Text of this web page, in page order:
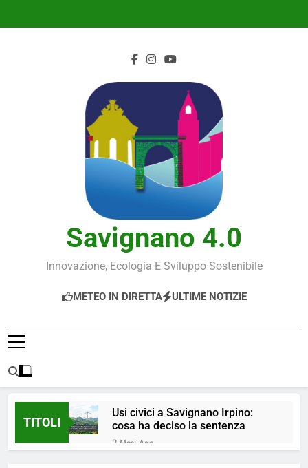
Savignano 4.0
Innovazione, Ecologia E Sviluppo Sostenibile
METEO IN DIRETTA ULTIME NOTIZIE
TITOLI
Usi civici a Savignano Irpino:
cosa ha deciso la sentenza
2 Mesi Ago